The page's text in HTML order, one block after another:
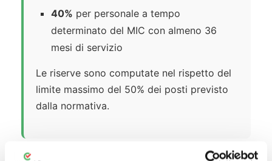
40% per personale a tempo
determinato del MIC con almeno 36
mesi di servizio
Le riserve sono computate nel rispetto del
limite massimo del 50% dei posti previsto
dalla normativa.